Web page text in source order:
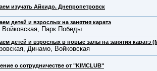
изучать Айкидо. Днепропетровск
детей и взрослых на занятия каратэ
Парк Победы
детей и взрослых в новые залы на занятия каратэ
Динамо, Войковская
о сотрудничестве от "KIMCLUB"